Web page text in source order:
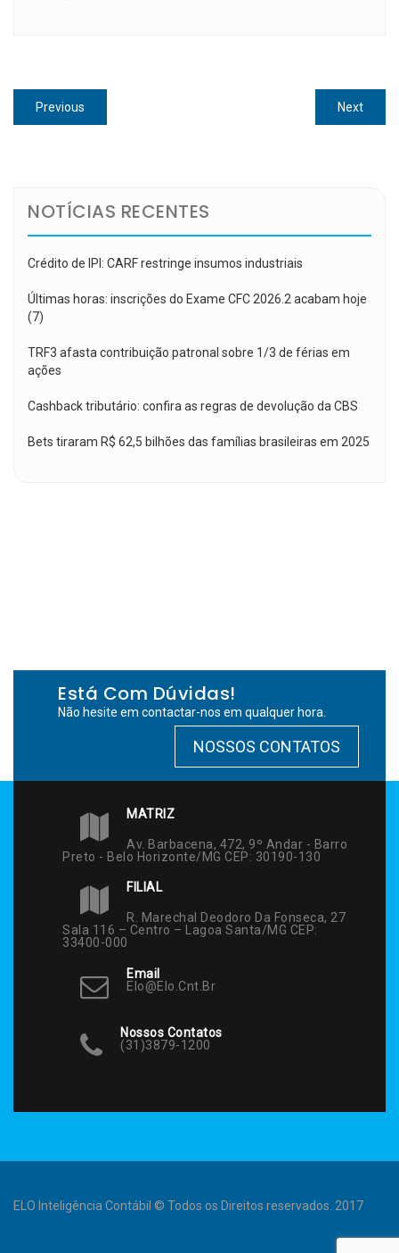
Navegação
de
Previous
post:
NextNext
post:
NOTÍCIAS RECENTES
Crédito de IPI: CARF restringe insumos industriais
Últimas horas: inscrições do Exame CFC 2026.2 acabam hoje
(7)
TRF3 afasta contribuição patronal sobre 1/3 de férias em
ações
Cashback tributário: confira as regras de devolução da CBS
Bets tiraram R$ 62,5 bilhões das famílias brasileiras em 2025
Está Com Dúvidas!
Não hesite em contactar-nos em qualquer hora.
NOSSOS CONTATOS
MATRIZ
Av. Barbacena, 472, 9º Andar - Barro
Preto - Belo Horizonte/MG CEP: 30190-130
FILIAL
R. Marechal Deodoro Da Fonseca, 27
Sala 116 – Centro – Lagoa Santa/MG CEP:
33400-000
Email
Elo@elo.cnt.br
Nossos Contatos
(31)3879-1200
ELO Inteligência Contábil © Todos os Direitos reservados. 2017